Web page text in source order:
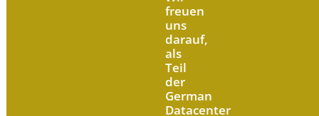
freuen
uns
darauf,
als
Teil
der
German
Datacenter